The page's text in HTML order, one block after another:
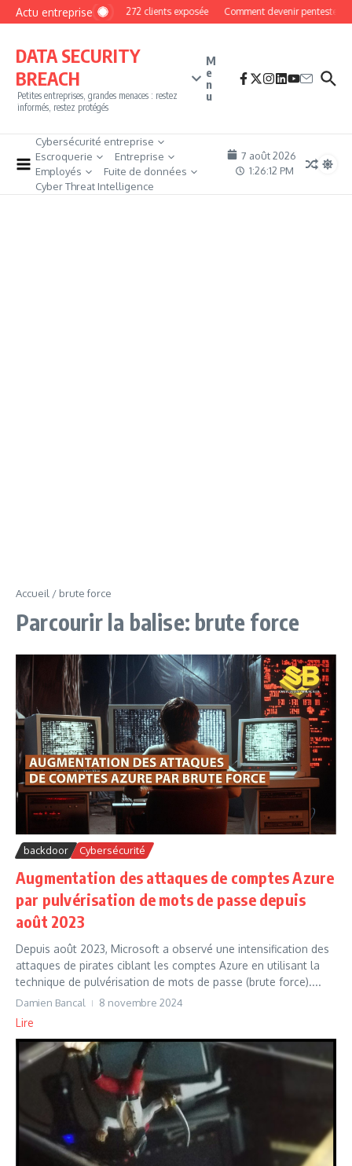
Aller au contenu
Actu entreprise
MyPhoto : une base de 16 272 clients exposée Comment devenir pentester
DATA SECURITY
BREACH
Petites entreprises, grandes menaces : restez
informés, restez protégés
M
e
n
u
Cybersécurité entreprise
Escroquerie
Entreprise
Employés
Fuite de données
Cyber Threat Intelligence
7 août 2026
1:26:13 PM
Accueil / brute force
Parcourir la balise: brute force
backdoor Cybersécurité
Augmentation des attaques de comptes Azure
par pulvérisation de mots de passe depuis
août 2023
Depuis août 2023, Microsoft a observé une intensification des
attaques de pirates ciblant les comptes Azure en utilisant la
technique de pulvérisation de mots de passe (brute force)....
Damien Bancal 8 novembre 2024
Lire